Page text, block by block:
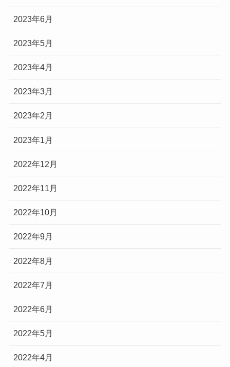
2023年6月
2023年5月
2023年4月
2023年3月
2023年2月
2023年1月
2022年12月
2022年11月
2022年10月
2022年9月
2022年8月
2022年7月
2022年6月
2022年5月
2022年4月